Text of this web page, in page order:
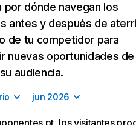
por dónde navegan los
antes y después de
de tu competidor para
nuevas oportunidades de
audiencia.
jun 2026
los visitantes